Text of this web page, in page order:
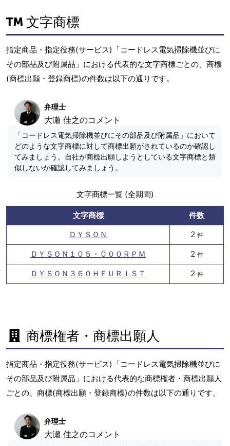
文字商標
指定商品・指定役務(サービス)「コードレス電気掃除機並びに
その部品及び附属品」における代表的な文字商標ごとの、商標
(商標出願・登録商標)の件数は以下の通りです。
弁理士
大瀬 佳之のコメント
「コードレス電気掃除機並びにその部品及び附属品」において
どのような文字商標に対して商標出願がされているのか確認し
てみましょう。自社が商標出願しようとしている文字商標と類
似しないか確認してみましょう。
文字商標一覧 (全期間)
文字商標
件数
ＤＹＳＯＮ
2 件
ＤＹＳＯＮ１０５・０００ＲＰＭ 2 件
ＤＹＳＯＮ３６０ＨＥＵＲＩＳＴ 2 件
商標権者・商標出願人
指定商品・指定役務(サービス)「コードレス電気掃除機並びに
その部品及び附属品」における代表的な商標権者・商標出願人
ごとの、商標(商標出願・登録商標)の件数は以下の通りです。
弁理士
大瀬 佳之のコメント